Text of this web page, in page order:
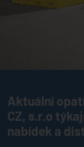
Aktuální
CZ, s.r.o
nabídek a